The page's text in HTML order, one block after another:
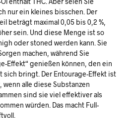
nur ein kleines bisschen. Der
beträgt maximal 0,05 bis 0,2 %,
sein. Und diese Menge ist so
oder stoned werden kann. Sie
machen, während Sie
Effekt“ genießen können, den ein
sich bringt. Der Entourage-Effekt ist
alle diese Substanzen
sind sie viel effektiver als
würden. Das macht Full-